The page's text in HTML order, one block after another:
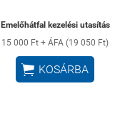
Emelőhátfal kezelési utasítás
15 000 Ft + ÁFA (19 050 Ft)
 KOSÁRBA